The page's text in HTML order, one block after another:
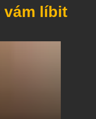
vám líbit